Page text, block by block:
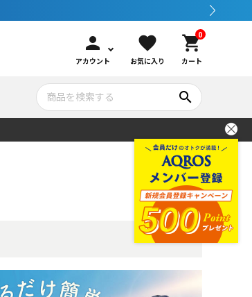
person
アカウント
favorite
お気に入り
0
shopping_cart
カート
メンテナンサービス・交換用パーツ
アウトドア
search